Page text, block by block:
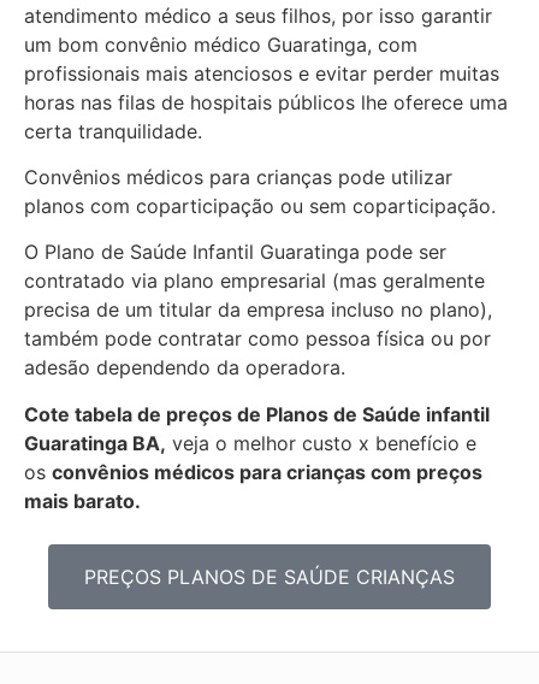
atendimento médico a seus filhos, por isso garantir
um bom convênio médico Guaratinga, com
profissionais mais atenciosos e evitar perder muitas
horas nas filas de hospitais públicos lhe oferece uma
certa tranquilidade.
Convênios médicos para crianças pode utilizar
planos com coparticipação ou sem coparticipação.
O Plano de Saúde Infantil Guaratinga pode ser
contratado via plano empresarial (mas geralmente
precisa de um titular da empresa incluso no plano),
também pode contratar como pessoa física ou por
adesão dependendo da operadora.
Cote tabela de preços de Planos de Saúde infantil
Guaratinga BA, veja o melhor custo x benefício e
os convênios médicos para crianças com preços
mais barato.
PREÇOS PLANOS DE SAÚDE CRIANÇAS